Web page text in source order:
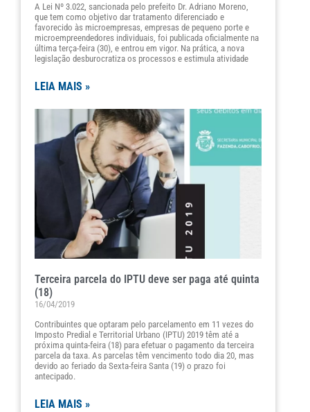
A Lei Nº 3.022, sancionada pelo prefeito Dr. Adriano Moreno,
que tem como objetivo dar tratamento diferenciado e
favorecido às microempresas, empresas de pequeno porte e
microempreendedores individuais, foi publicada oficialmente na
última terça-feira (30), e entrou em vigor. Na prática, a nova
legislação desburocratiza os processos e estimula atividade
LEIA MAIS »
Terceira parcela do IPTU deve ser paga até quinta
(18)
16/04/2019
Contribuintes que optaram pelo parcelamento em 11 vezes do
Imposto Predial e Territorial Urbano (IPTU) 2019 têm até a
próxima quinta-feira (18) para efetuar o pagamento da terceira
parcela da taxa. As parcelas têm vencimento todo dia 20, mas
devido ao feriado da Sexta-feira Santa (19) o prazo foi
antecipado.
LEIA MAIS »